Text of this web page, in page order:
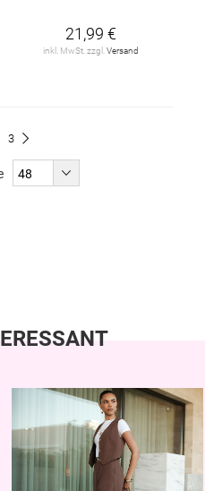
21,99 €
inkl. MwSt. zzgl. Versand
Seite
3